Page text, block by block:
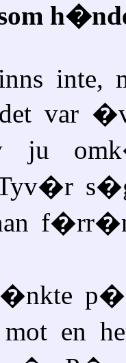
inte,
var
ju
mot en